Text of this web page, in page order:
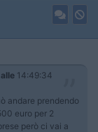
alle 14:49:34
andare prendendo
euro per 2
però ci vai a